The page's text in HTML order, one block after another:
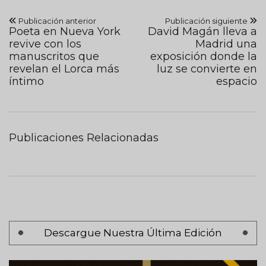
Publicación anterior
Poeta en Nueva York
revive con los
manuscritos que
revelan el Lorca más
íntimo
Publicación siguiente
David Magán lleva a
Madrid una
exposición donde la
luz se convierte en
espacio
Publicaciones Relacionadas
Descargue Nuestra Última Edición
Paginación